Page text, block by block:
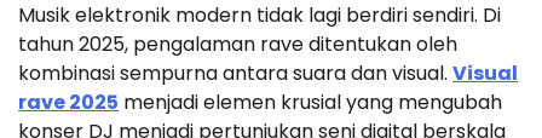
Musik elektronik modern tidak lagi berdiri sendiri. Di
tahun 2025, pengalaman rave ditentukan oleh
kombinasi sempurna antara suara dan visual. Visual
rave 2025 menjadi elemen krusial yang mengubah
konser DJ menjadi pertunjukan seni digital berskala